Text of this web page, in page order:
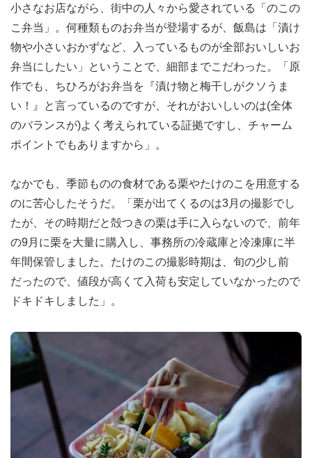
小さなお店ながら、街中の人々から愛されている「のこの
こ弁当」。何種類ものお弁当が登場するが、飯島は「漬け
物や小さいおかずなど、入っているものが全部おいしいお
弁当にしたい」ということで、細部までこだわった。「原
作でも、ちひろがお弁当を『漬け物と梅干しがクソうま
い！』と言っているのですが、それがおいしいのは(全体
のバランスが)よく考えられている証拠ですし、チャーム
ポイントでもありますから」。
なかでも、季節ものの食材である栗やたけのこを用意する
のに苦心したそうだ。「栗が出てくるのは3月の撮影でし
たが、その時期だと殻つきの栗は手に入らないので、前年
の9月に栗を大量に購入し、事務所の冷蔵庫と冷凍庫に半
年間保管しました。たけのこの撮影時期は、旬の少し前
だったので、値段が高くて入荷も安定していなかったので
ドキドキしました」。